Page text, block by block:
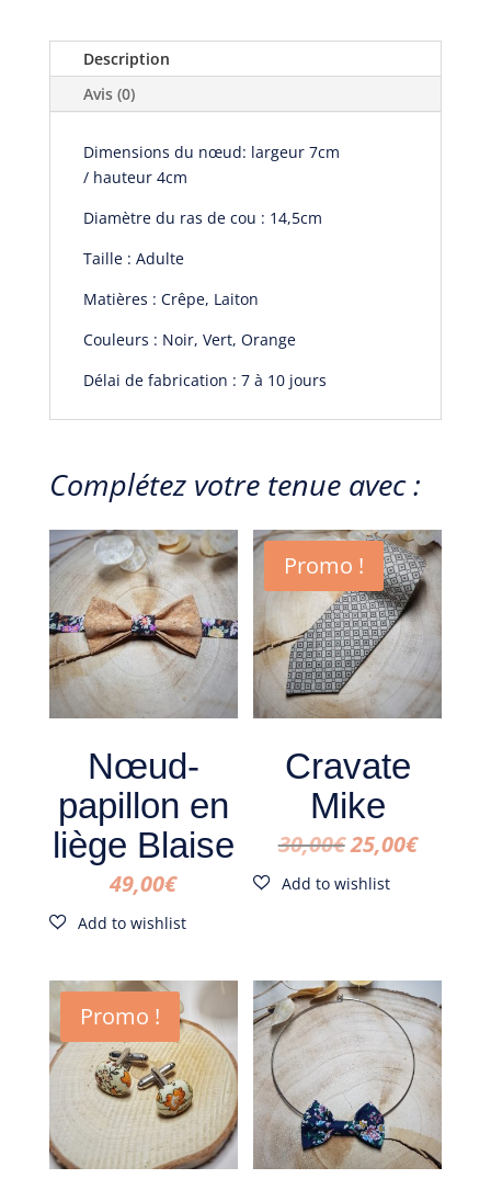
Description
Avis (0)
Dimensions du nœud: largeur 7cm
/ hauteur 4cm
Diamètre du ras de cou : 14,5cm
Taille : Adulte
Matières : Crêpe, Laiton
Couleurs : Noir, Vert, Orange
Délai de fabrication : 7 à 10 jours
Complétez votre tenue avec :
Nœud-
papillon en
liège Blaise
49,00€
Promo !
Cravate
Mike
30,00€Le
prix
30,00€.
25,00€Le
25,00€.
Promo !